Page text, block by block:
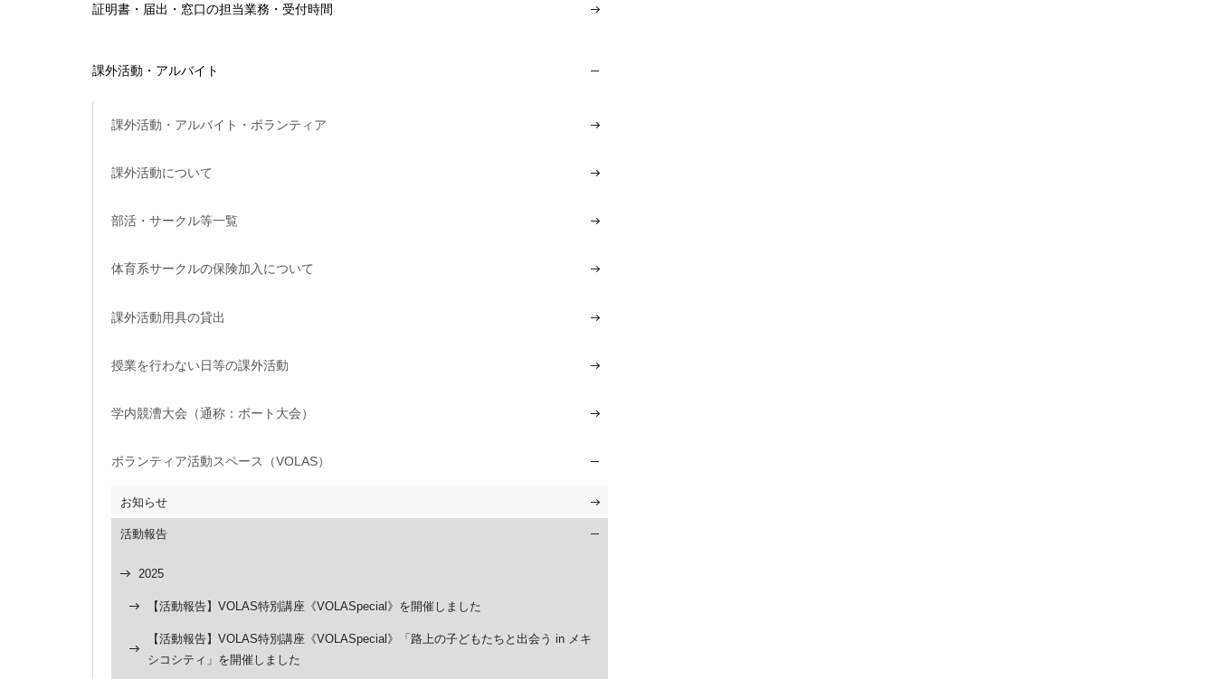
証明書・届出・窓口の担当業務・受付時間
課外活動・アルバイト
課外活動・アルバイト・ボランティア
課外活動について
部活・サークル等一覧
体育系サークルの保険加入について
課外活動用具の貸出
授業を行わない日等の課外活動
学内競漕大会（通称：ボート大会）
ボランティア活動スペース（VOLAS）
お知らせ
活動報告
2025
【活動報告】VOLAS特別講座《VOLASpecial》を開催しました
【活動報告】VOLAS特別講座《VOLASpecial》「路上の子どもたちと出会う in メキ
シコシティ」を開催しました